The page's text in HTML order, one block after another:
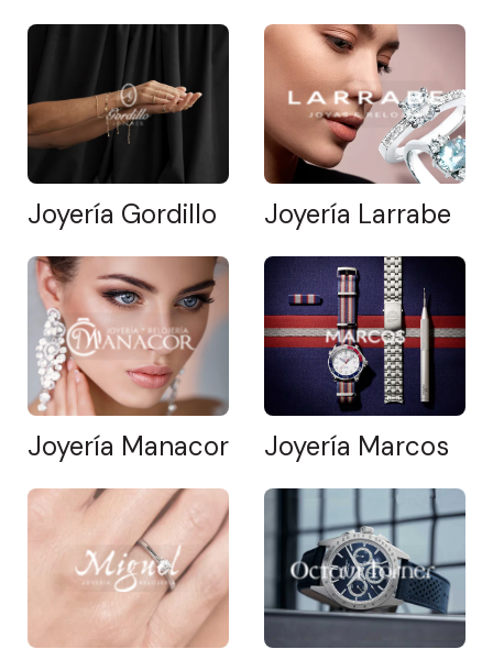
Joyería Gordillo Joyería Larrabe
Joyería Manacor Joyería Marcos